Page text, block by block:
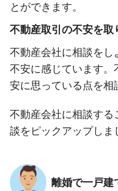
とができます。
不動産取引の不安を取
不動産会社に相談をし
不安に感じています。
安に思っている点を相
不動産会社に相談する
談をピックアップしま
離婚で一戸建